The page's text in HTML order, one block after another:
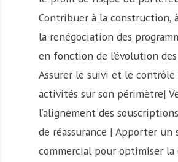
Contribuer à la construction,
la renégociation des
en fonction de l’évolution
Assurer le suivi et le contrôle
activités sur son périmètre|
l’alignement des
de réassurance | Apporter
commercial pour optimiser